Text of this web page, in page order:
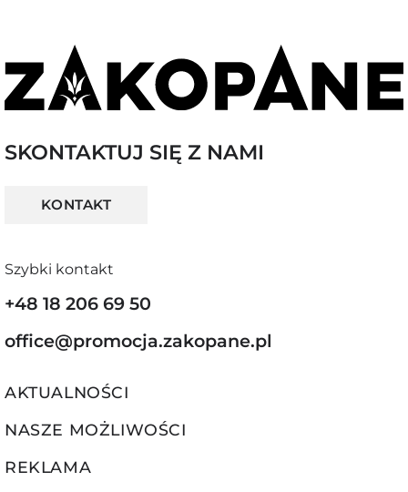
SKONTAKTUJ SIĘ Z NAMI
KONTAKT
Szybki kontakt
+48 18 206 69 50
office@promocja.zakopane.pl
AKTUALNOŚCI
NASZE MOŻLIWOŚCI
REKLAMA